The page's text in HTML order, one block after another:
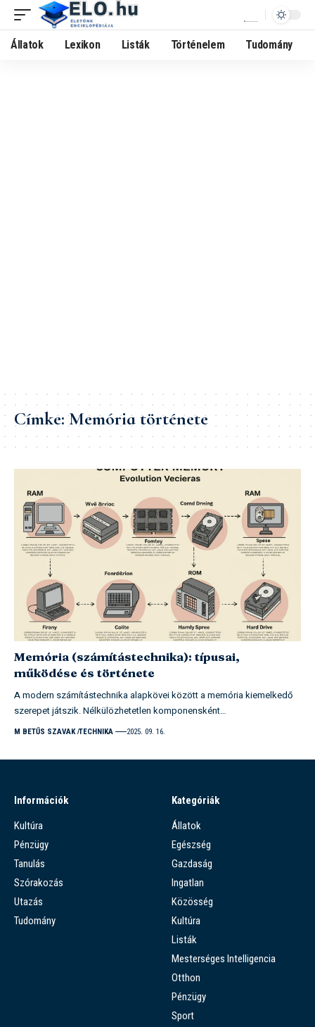
Állatok Lexikon Listák Történelem Tudomány
Címke:Memória története
Memória (számítástechnika): típusai,
működése és története
A modern számítástechnika alapkövei között a memória kiemelkedő
szerepet játszik. Nélkülözhetetlen komponensként…
M BETŰS SZAVAK TECHNIKA 2025. 09. 16.
Információk
Kultúra
Pénzügy
Tanulás
Szórakozás
Utazás
Tudomány
Kategóriák
Állatok
Egészség
Gazdaság
Ingatlan
Közösség
Kultúra
Listák
Mesterséges Intelligencia
Otthon
Pénzügy
Sport